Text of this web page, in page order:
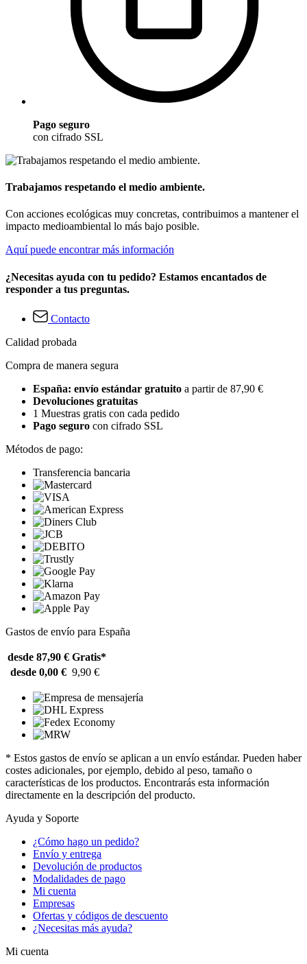
Pago seguro
con cifrado SSL
Trabajamos respetando el medio ambiente.
Con acciones ecológicas muy concretas, contribuimos a mantener el
impacto medioambiental lo más bajo posible.
Aquí puede encontrar más información
¿Necesitas ayuda con tu pedido? Estamos encantados de
responder a tus preguntas.
Contacto
Calidad probada
Compra de manera segura
España: envío estándar gratuito a partir de 87,90 €
Devoluciones gratuitas
1 Muestras gratis con cada pedido
Pago seguro con cifrado SSL
Métodos de pago:
Transferencia bancaria
Gastos de envío para España
desde 87,90 € Gratis*
desde 0,00 € 9,90 €
* Estos gastos de envío se aplican a un envío estándar. Pueden haber
costes adicionales, por ejemplo, debido al peso, tamaño o
características de los productos. Encontrarás esta información
directamente en la descripción del producto.
Ayuda y Soporte
¿Cómo hago un pedido?
Envío y entrega
Devolución de productos
Modalidades de pago
Mi cuenta
Empresas
Ofertas y códigos de descuento
¿Necesitas más ayuda?
Mi cuenta